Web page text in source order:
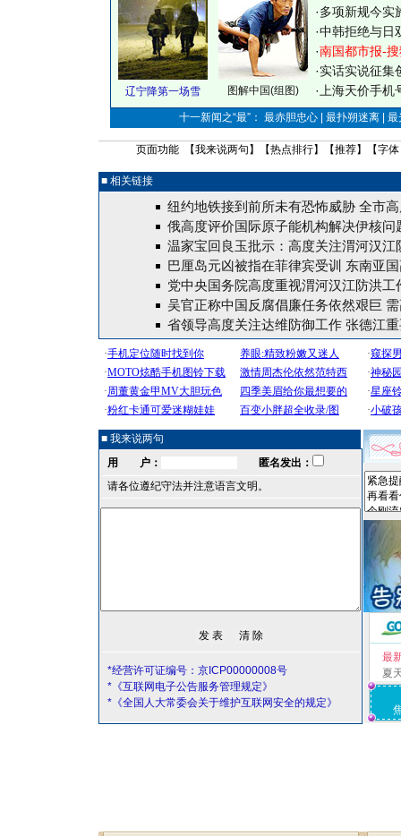
辽宁降第一场雪 图解中国(组图)
·多项新规今实
·中韩拒绝与日
·南国都市报-
·实话实说征集
· 上海天价手
十一新闻之“最”： 最赤胆忠心 | 最扑朔迷离 |
页面功能 【我来说两句 】【热点排行】【推荐】【字体
■ 相关链接
纽约地铁接到前所未有恐怖威胁 全市
俄高度评价国际原子能机构解决伊核问
温家宝回良玉批示：高度关注渭河汉江
巴厘岛元凶被指在菲律宾受训 东南亚
党中央国务院高度重视渭河汉江防洪工
吴官正称中国反腐倡廉任务依然艰巨
省领导高度关注达维防御工作 张德江
■ 我来说两句
用 户：
匿名发出：
请各位遵纪守法并注意语言文明。
*经营许可证编号：京ICP00000008号
*《互联网电子公告服务管理规定》
*《全国人大常委会关于维护互联网安全的规定》
最
夏